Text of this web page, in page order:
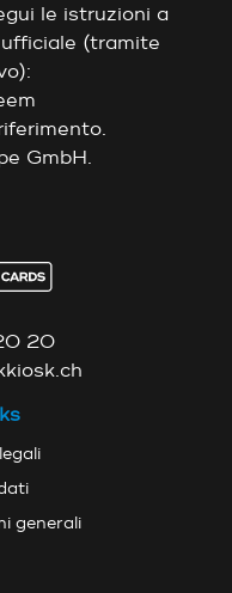
le istruzioni a
(tramite
GmbH.
20
generali